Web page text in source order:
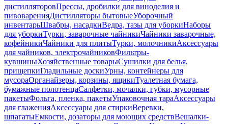
дистилляторовПрессы, дробилки для виноделия и
пивоваренияДистилляторы бытовыеУборочный
инвентарьШвабры, насадкиВедра, тазы для уборкиНаборы
для уборкиТурки, заварочные чайникиЧайники заварочные,
кофейникиЧайники для плитыТурки, молочникиАксессуары
для чайников, электрочайниковФильтры-
кувшиныХозяйственные товарыСушилки для белья,
прищепкиГладильные доскиУрны, контейнеры для
мусораОрганайзеры, корзины, ящикиТуалетная бумага,
бумажные полотенцаСалфетки, мочалки, губки, мусорные
пакетыФольга, пленка, пакетыУпаковочная тараАксессуары
для глаженияАксессуары для стиркиВеревки,
шпагатыЕмкости, дозаторы для моющих средствВешалки-